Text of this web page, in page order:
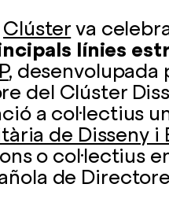
Clústerva
línies
, desenvolupada
del Clúster
a col·lectius
de Disseny
o col·lectius
de